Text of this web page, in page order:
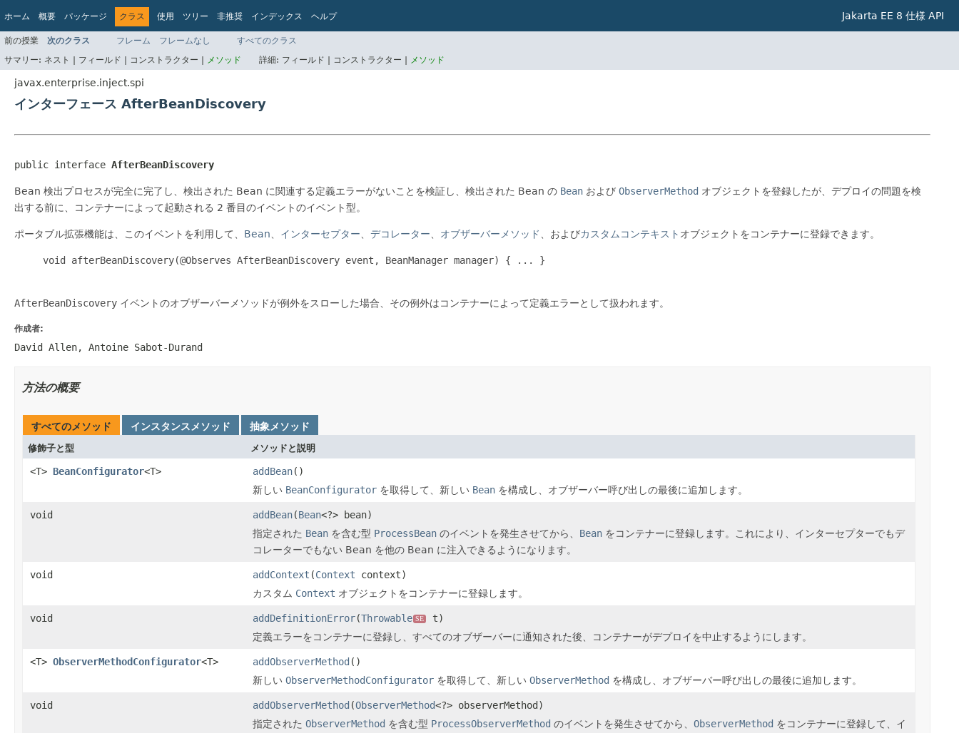
ホーム 概要 パッケージ クラス 使用 ツリー 非推奨 インデックス ヘルプ Jakarta EE 8 仕様 API
前の授業 次のクラス フレーム フレームなし
すべてのクラス
サマリー: ネスト | フィールド | コンストラクター | メソッド 詳細: フィールド | コンストラクター | メソッド
javax.enterprise.inject.spi
インターフェース AfterBeanDiscovery
public interface AfterBeanDiscovery
Bean 検出プロセスが完全に完了し、検出された Bean に関連する定義エラーがないことを検証し、検出された Bean の Bean および ObserverMethod オブジェクトを登録したが、デプロイの問題を検
出する前に、コンテナーによって起動される 2 番目のイベントのイベント型。
ポータブル拡張機能は、このイベントを利用して、 Bean インターセプター デコレーター オブザーバーメソッド 、およびカスタムコンテキスト オブジェクトをコンテナーに登録できます。
AfterBeanDiscovery イベントのオブザーバーメソッドが例外をスローした場合、その例外はコンテナーによって定義エラーとして扱われます。
作成者:
David Allen, Antoine Sabot-Durand
方法の概要
すべてのメソッド インスタンスメソッド 抽象メソッド
修飾子と型 メソッドと説明
<T> BeanConfigurator<T> addBean()
新しい BeanConfigurator を取得して、新しい Bean を構成し、オブザーバー呼び出しの最後に追加します。
void addBean(Bean<?> bean)
指定された Bean を含む型 ProcessBean のイベントを発生させてから、 Bean をコンテナーに登録します。これにより、インターセプターでもデ
コレーターでもない Bean を他の Bean に注入できるようになります。
void addContext (Context context)
カスタム Context オブジェクトをコンテナーに登録します。
void addDefinitionError(Throwable SE
t)
定義エラーをコンテナーに登録し、すべてのオブザーバーに通知された後、コンテナーがデプロイを中止するようにします。
<T> ObserverMethodConfigurator<T> addObserverMethod ()
新しい ObserverMethodConfigurator を取得して、新しい ObserverMethod を構成し、オブザーバー呼び出しの最後に追加します。
void addObserverMethod (ObserverMethod<?> observerMethod)
指定された ObserverMethod を含む型 ProcessObserverMethod のイベントを発生させてから、 ObserverMethod をコンテナーに登録して、イ